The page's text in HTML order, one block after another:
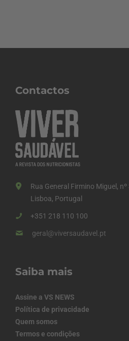
Contactos
Rua General Firmino Miguel,
Lisboa, Portugal
+351 218 110 100
geral@viversaudavel.pt
Saiba mais
Assine a VS NEWS
Política de privacidade
Quem somos
Termos e condições